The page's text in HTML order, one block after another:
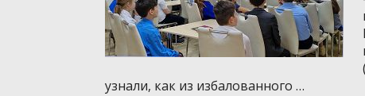
узнали, как из избалованного …